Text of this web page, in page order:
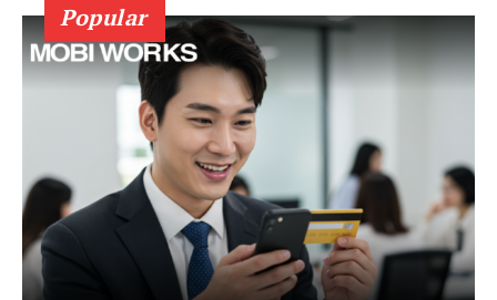
Popular